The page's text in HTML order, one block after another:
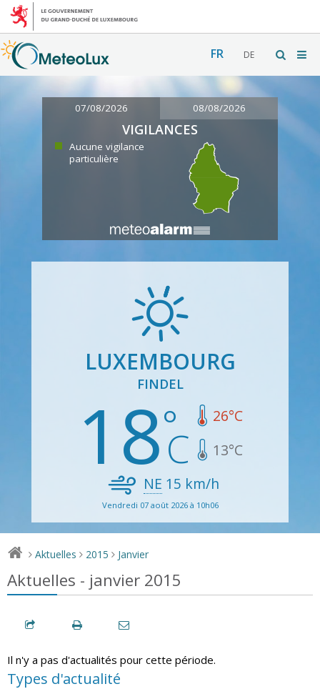
FR DE
07/08/2026 08/08/2026
VIGILANCES
Aucune vigilance
particulière
LUXEMBOURG
FINDEL
18 26°C
13°C
NE 15 km/h
Vendredi 07 août 2026 à 10h06
> Aktuelles > 2015 > Janvier
Aktuelles - janvier 2015
Il n'y a pas d'actualités pour cette période.
Types d'actualité